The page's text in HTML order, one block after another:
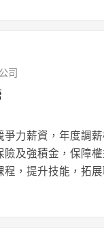
司
爭力薪資，年度調
險及強積金，保障
程，提升技能，拓